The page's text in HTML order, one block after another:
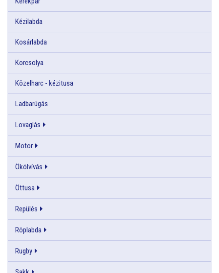
Kézilabda
Kosárlabda
Korcsolya
Közelharc - kézitusa
Ladbarúgás
Lovaglás
Motor
Ökölvívás
Öttusa
Repülés
Röplabda
Rugby